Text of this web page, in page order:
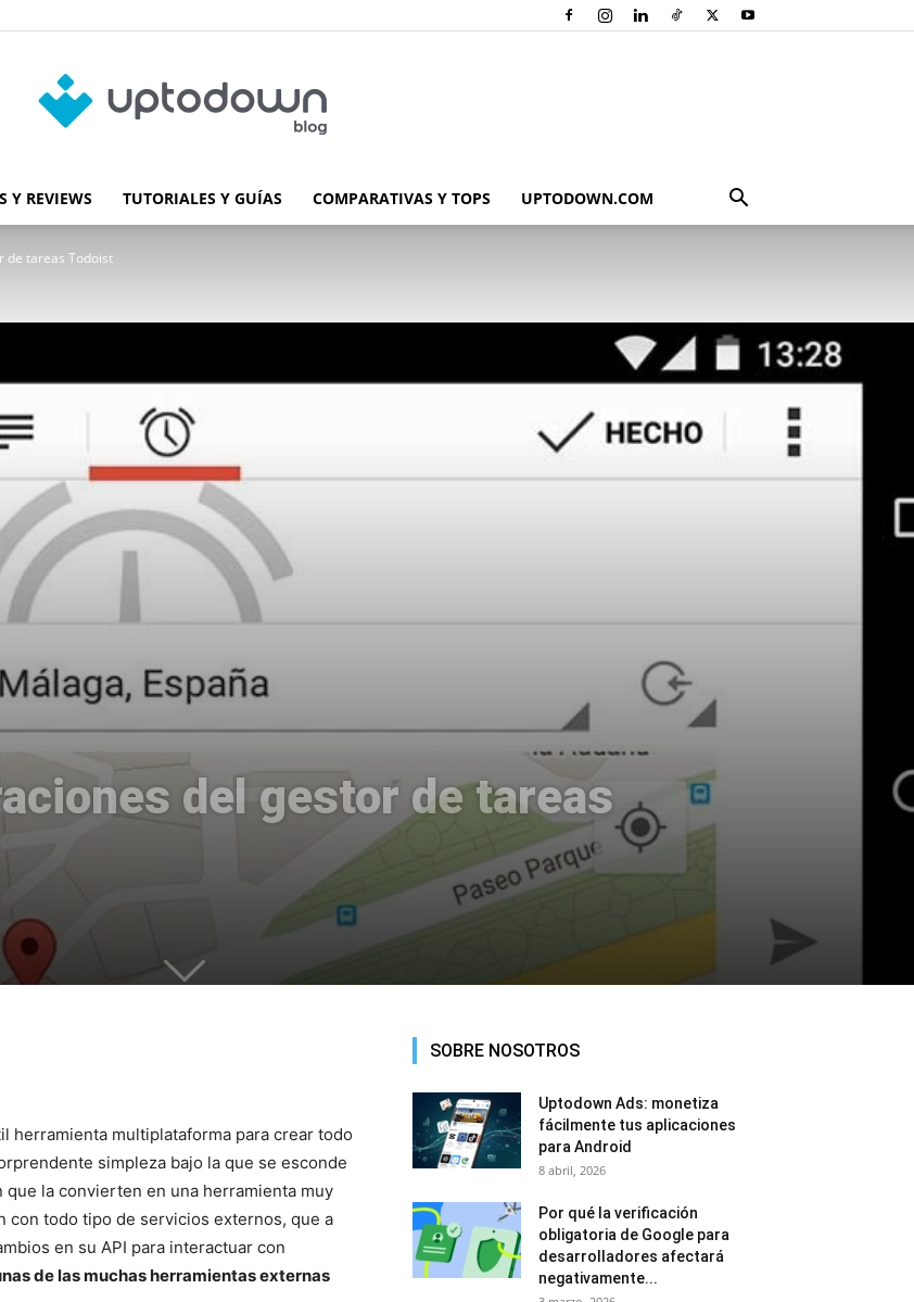
Blog
Uptodown
Y REVIEWS TUTORIALES Y GUÍAS COMPARATIVAS Y TOPS UPTODOWN.COM
de tareas Todoist
del gestor de tareas
herramienta multiplataforma para crear todo
simpleza bajo la que se esconde
la convierten en una herramienta muy
con todo tipo de servicios externos, que a
en su API para interactuar con
de las muchas herramientas externas
SOBRE NOSOTROS
Uptodown Ads: monetiza
fácilmente tus aplicaciones
para Android
8 abril, 2026
Por qué la verificación
obligatoria de Google para
desarrolladores afectará
negativamente...